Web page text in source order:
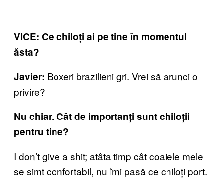
VICE: Ce chiloți ai pe tine în momentul
ăsta?
Javier: Boxeri brazilieni gri. Vrei să arunci o
privire?
Nu chiar. Cât de importanți sunt chiloții
pentru tine?
I don’t give a shit; atâta timp cât coaiele mele
se simt confortabil, nu îmi pasă ce chiloți port.